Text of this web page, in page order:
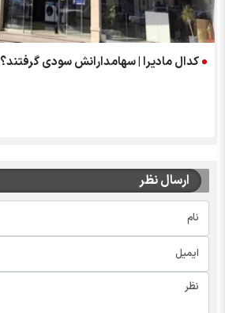
کدال مادیرا | سهامدارانش سودی گرفتند؟
ارسال نظر